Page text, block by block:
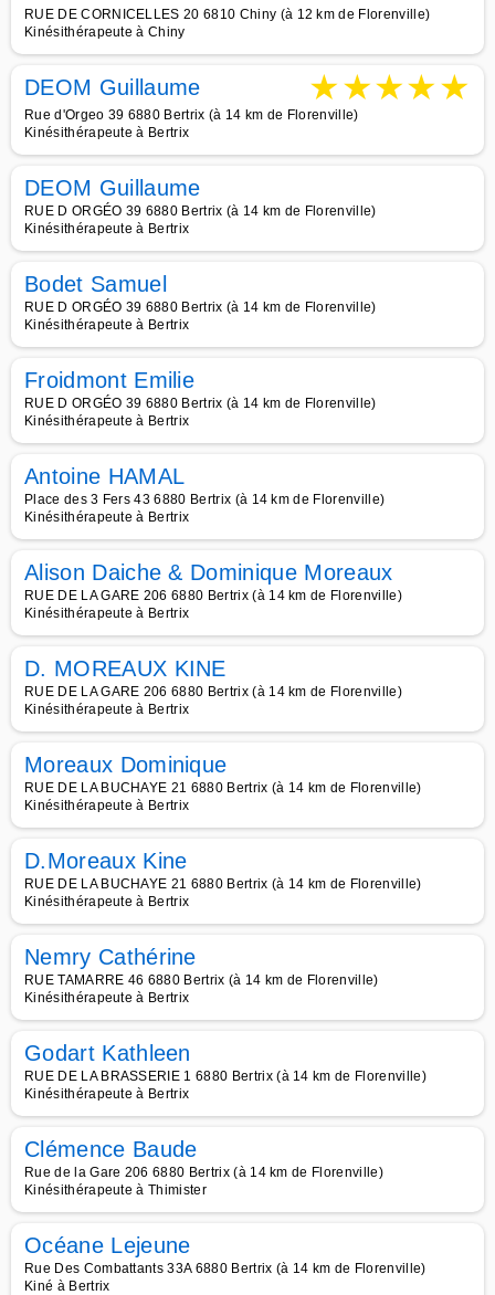
RUE DE CORNICELLES 20 6810 Chiny (à 12 km de Florenville)
Kinésithérapeute à Chiny
DEOM Guillaume ★★★★★
Rue d'Orgeo 39 6880 Bertrix (à 14 km de Florenville)
Kinésithérapeute à Bertrix
DEOM Guillaume
RUE D ORGÉO 39 6880 Bertrix (à 14 km de Florenville)
Kinésithérapeute à Bertrix
Bodet Samuel
RUE D ORGÉO 39 6880 Bertrix (à 14 km de Florenville)
Kinésithérapeute à Bertrix
Froidmont Emilie
RUE D ORGÉO 39 6880 Bertrix (à 14 km de Florenville)
Kinésithérapeute à Bertrix
Antoine HAMAL
Place des 3 Fers 43 6880 Bertrix (à 14 km de Florenville)
Kinésithérapeute à Bertrix
Alison Daiche & Dominique Moreaux
RUE DE LA GARE 206 6880 Bertrix (à 14 km de Florenville)
Kinésithérapeute à Bertrix
D. MOREAUX KINE
RUE DE LA GARE 206 6880 Bertrix (à 14 km de Florenville)
Kinésithérapeute à Bertrix
Moreaux Dominique
RUE DE LA BUCHAYE 21 6880 Bertrix (à 14 km de Florenville)
Kinésithérapeute à Bertrix
D.Moreaux Kine
RUE DE LA BUCHAYE 21 6880 Bertrix (à 14 km de Florenville)
Kinésithérapeute à Bertrix
Nemry Cathérine
RUE TAMARRE 46 6880 Bertrix (à 14 km de Florenville)
Kinésithérapeute à Bertrix
Godart Kathleen
RUE DE LA BRASSERIE 1 6880 Bertrix (à 14 km de Florenville)
Kinésithérapeute à Bertrix
Clémence Baude
Rue de la Gare 206 6880 Bertrix (à 14 km de Florenville)
Kinésithérapeute à Thimister
Océane Lejeune
Rue Des Combattants 33A 6880 Bertrix (à 14 km de Florenville)
Kiné à Bertrix